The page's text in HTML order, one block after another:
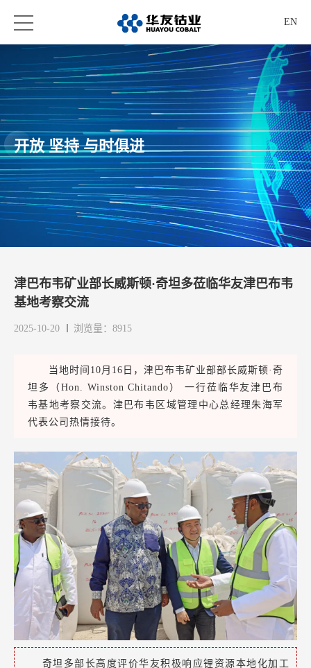
EN
开放 坚持 与时俱进
津巴布韦矿业部长威斯顿·奇坦多莅临华友津巴布韦
基地考察交流
2025-10-20 浏览量：8915
当地时间10月16日，津巴布韦矿业部部长威斯顿·奇
坦多（Hon. Winston Chitando） 一行莅临华友津巴布
韦基地考察交流。津巴布韦区域管理中心总经理朱海军
代表公司热情接待。
奇坦多部长高度评价华友积极响应锂资源本地化加工